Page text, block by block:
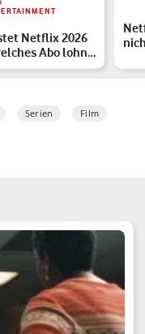
Netflix 2026
Abo lohnt
Serien Film